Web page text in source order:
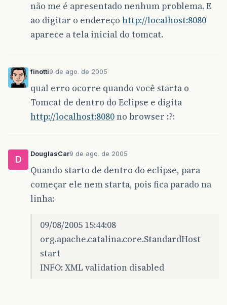
não me é apresentado nenhum problema. E
ao digitar o endereço http://localhost:8080
aparece a tela inicial do tomcat.
finotti9 de ago. de 2005
qual erro ocorre quando você starta o
Tomcat de dentro do Eclipse e digita
http://localhost:8080no browser :?:
D
DouglasCar9 de ago. de 2005
Quando starto de dentro do eclipse, para
começar ele nem starta, pois fica parado na
linha:
09/08/2005 15:44:08
org.apache.catalina.core.StandardHost
start
INFO: XML validation disabled